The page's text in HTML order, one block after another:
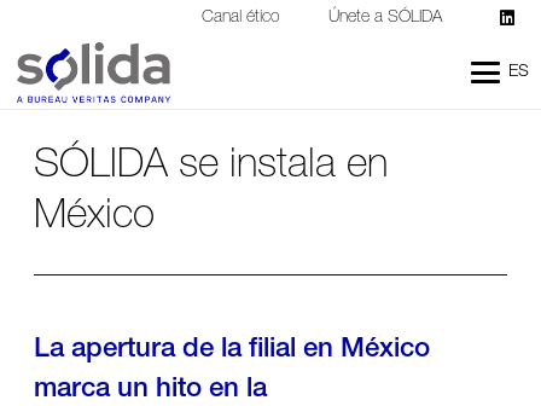
Canal ético Únete a SÓLIDA
ES
SÓLIDA se instala en
México
La apertura de la filial en México
marca un hito en la